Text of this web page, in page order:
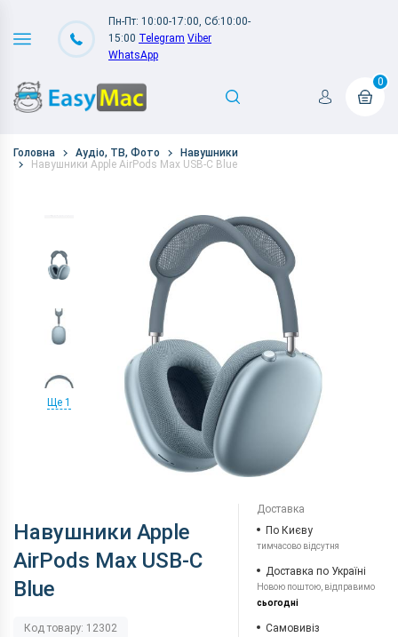
Пн-Пт: 10:00-17:00, Сб:10:00-
15:00 Telegram Viber
WhatsApp
0
Головна Аудіо, ТВ, Фото
Навушники
Навушники Apple AirPods Max USB-C Blue
Ще 1
Навушники Apple
AirPods Max USB-C
Blue
Код товару: 12302
Доставка
По Києву
тимчасово відсутня
Доставка по Україні
Новою поштою, відправимо
сьогодні
Самовивіз